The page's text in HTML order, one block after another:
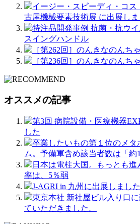
イージー・スピーディ・コス
古屋機械要素技術展 に出展しま
特注品開発事例 抗菌・抗ウ
スイングハンドル
［第262回］のんきなのんち
［第236回］のんきなのんち
オススメの記事
第3回 病院設備・医療機器
した
卒業したいもの第１位のメタ
ム。予備軍含め該当者数は「約
日本は電柱大国。もっとも
率は、5％弱
J-AGRI in 九州に出展しました
東京本社 新社屋ビル入り口
ていただきました。